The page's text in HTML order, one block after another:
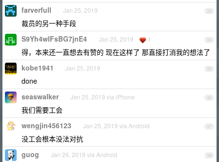
33
farverfull Jan 25, 2019
裁员的另一种手段
34
S9Yh4wIFsBG7jnE4 Jan 25, 2019 1
得，本来还一直想去有赞的 现在这样了 那直接打消我的想法了
35
kobe1941 Jan 25, 2019
done
36
seaswalker Jan 25, 2019 via iPhone
我们需要工会
37
wengjin456123 Jan 25, 2019 via Android
没工会根本没法对抗
38
guog Jan 26, 2019 via Android